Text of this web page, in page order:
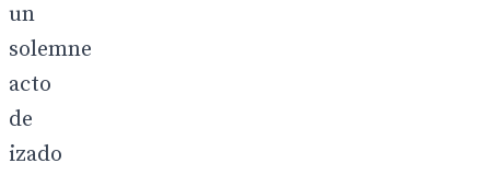
un
solemne
acto
de
izado